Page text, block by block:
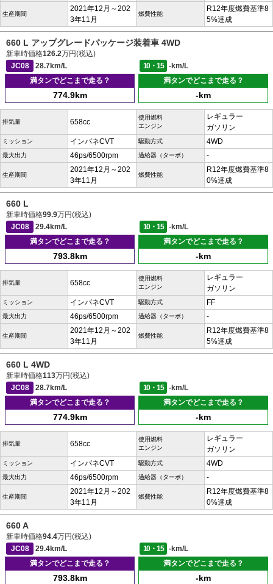
生産期間
2021年12月～202
3年11月
燃費性能
R12年度燃費基準8
5%達成
660 L アップグレードパッケージ装着車 4WD
新車時価格126.2万円(税込)
JC08
28.7km/L 10・15
-km/L
満タンでどこまで走る？
774.9km
満タンでどこまで走る？
-km
排気量 658cc
使用燃料
エンジン
レギュラー
ガソリン
ミッション インパネCVT 駆動方式 4WD
最大出力 46ps/6500rpm 過給器（ターボ） -
生産期間
2021年12月～202
3年11月
燃費性能
R12年度燃費基準8
0%達成
660 L
新車時価格99.9万円(税込)
JC08
29.4km/L 10・15
-km/L
満タンでどこまで走る？
793.8km
満タンでどこまで走る？
-km
排気量 658cc
使用燃料
エンジン
レギュラー
ガソリン
ミッション インパネCVT 駆動方式 FF
最大出力 46ps/6500rpm 過給器（ターボ） -
生産期間
2021年12月～202
3年11月
燃費性能
R12年度燃費基準8
5%達成
660 L 4WD
新車時価格113万円(税込)
JC08
28.7km/L 10・15
-km/L
満タンでどこまで走る？
774.9km
満タンでどこまで走る？
-km
排気量 658cc
使用燃料
エンジン
レギュラー
ガソリン
ミッション インパネCVT 駆動方式 4WD
最大出力 46ps/6500rpm 過給器（ターボ） -
生産期間
2021年12月～202
3年11月
燃費性能
R12年度燃費基準8
0%達成
660 A
新車時価格94.4万円(税込)
JC08
29.4km/L 10・15
-km/L
満タンでどこまで走る？
793.8km
満タンでどこまで走る？
-km